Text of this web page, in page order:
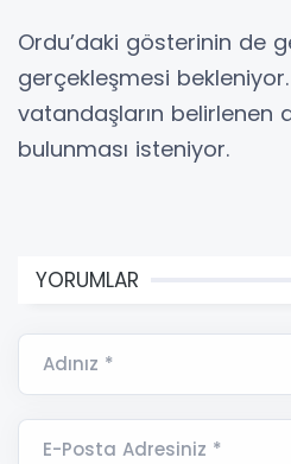
Ordu’daki gösterinin de
gerçekleşmesi
vatandaşların belirlenen
bulunması isteniyor.
YORUMLAR
Adınız *
E-Posta Adresiniz *